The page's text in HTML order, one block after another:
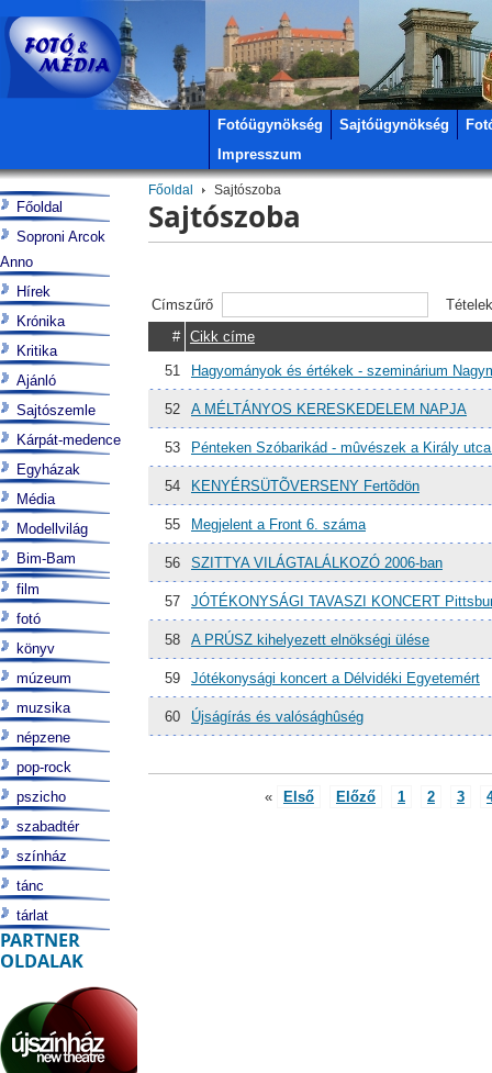
Fotóügynökség Sajtóügynökség
Impresszum
Főoldal Sajtószoba
Sajtószoba
Címszűrő
#
Cikk címe
51 Hagyományok és értékek - szeminárium
52 A MÉLTÁNYOS KERESKEDELEM NAPJA
53 Pénteken Szóbarikád - mûvészek a Király
54 KENYÉRSÜTÕVERSENY Fertõdön
55 Megjelent a Front 6. száma
56 SZITTYA VILÁGTALÁLKOZÓ 2006-ban
57 JÓTÉKONYSÁGI TAVASZI KONCERT
58 A PRÚSZ kihelyezett elnökségi ülése
59 Jótékonysági koncert a Délvidéki Egyetemért
60 Újságírás és valósághûség
« Első Előző 1 2 3
Főoldal
Soproni Arcok
Anno
Hírek
Krónika
Kritika
Ajánló
Sajtószemle
Kárpát-medence
Egyházak
Média
Modellvilág
Bim-Bam
film
fotó
könyv
múzeum
muzsika
népzene
pop-rock
pszicho
szabadtér
színház
tánc
tárlat
PARTNER
OLDALAK